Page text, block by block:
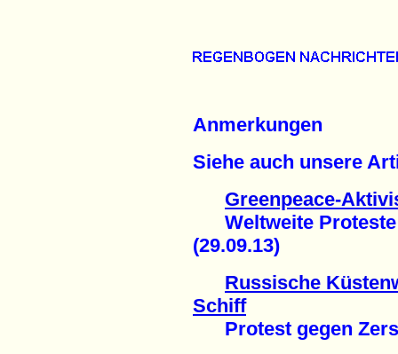
Anmerkungen
Siehe auch unsere
Greenpeace-
Weltweite Proteste
(29.09.13)
Russische
Schiff
Protest gegen